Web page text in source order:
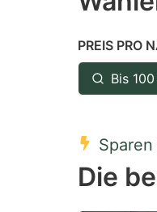
key
get
the
PREIS PRO
Bis
Die